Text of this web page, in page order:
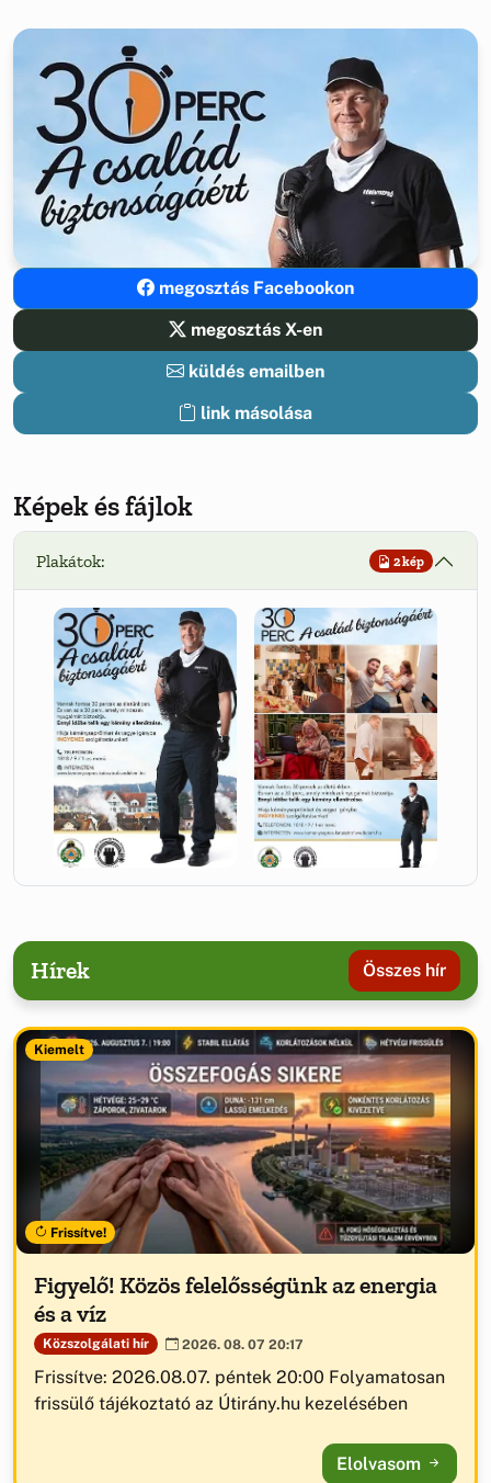
megosztás Facebookon
megosztás X-en
küldés emailben
link másolása
Képek és fájlok
Plakátok: 2 kép
Hírek Összes hír
Kiemelt
Frissítve!
Figyelő! Közös felelősségünk az energia
és a víz
Közszolgálati hír 2026. 08. 07 20:17
Frissítve: 2026.08.07. péntek 20:00 Folyamatosan
frissülő tájékoztató az Útirány.hu kezelésében
Elolvasom